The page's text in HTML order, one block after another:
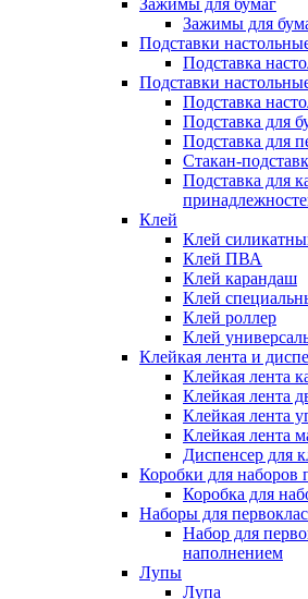
Зажимы для бумаг
Зажимы для
Подставки
Подставка
Подставки
Подставка
Подставка для
Подставка для
Стакан-
Подставка для
Клей
Клей
Клей ПВА
Клей карандаш
Клей
Клей роллер
Клей
Клейкая лента и
Клейкая лента
Клейкая лента
Клейкая лента
Клейкая лента
Диспенсер для
Коробки для наборов
Коробка для
Наборы для
Набор для
наполнением
Лупы
Лупа